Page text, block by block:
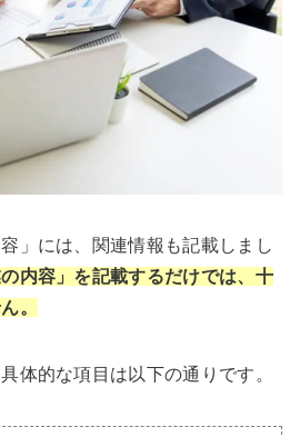
」には、関連情報も記載しまし
の内容」を記載するだけでは、十
。
体的な項目は以下の通りです。